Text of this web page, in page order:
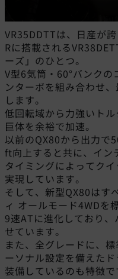
VR35DDTTは、日産が
Rに搭載される
ーズ」のひとつ。
V型6気筒・60°バンク
ンターボを組み合わせ
します。
低回転域から力強いト
巨体を余裕で加速。
以前のQX80から出力で
ft向上すると共に、イン
タイミングによってク
実現しています。
そして、新型QX80はす
ィ オールモード4WDを
9速ATに進化しており
せています。
また、全グレードに、
ーソナル設定を備えた
装備しているのも特徴で